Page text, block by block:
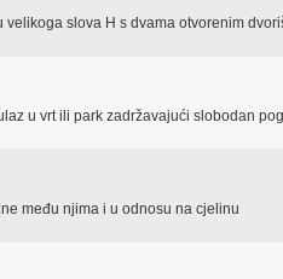
slova H s dvama otvorenim
u vrt ili park zadržavajući slobodan
među njima i u odnosu na cjelinu